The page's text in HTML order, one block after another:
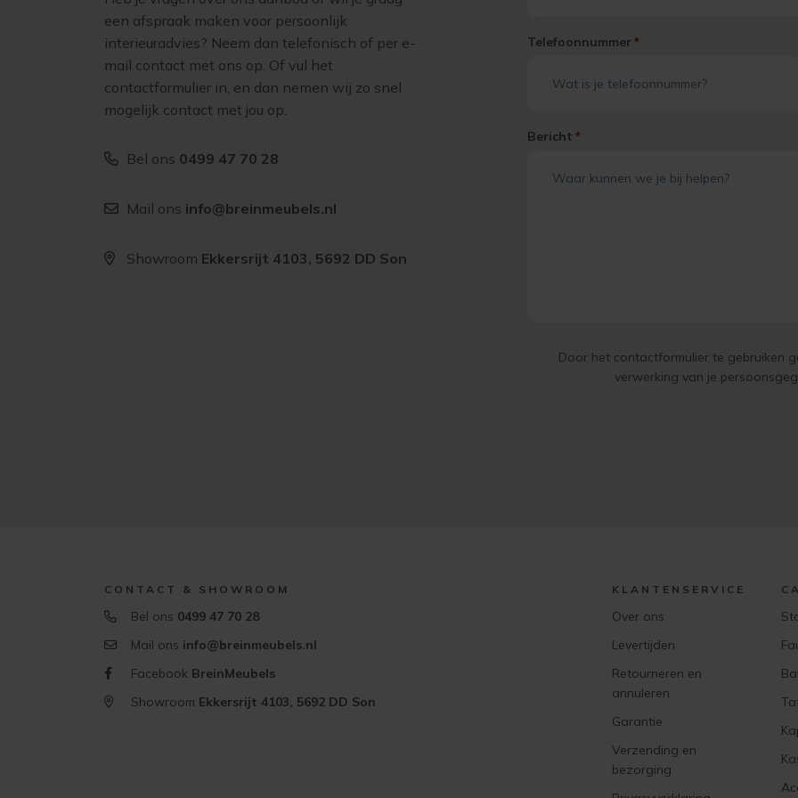
een afspraak maken voor persoonlijk
interieuradvies? Neem dan telefonisch of per e-
mail contact met ons op. Of vul het
contactformulier in, en dan nemen wij zo snel
mogelijk contact met jou op.
Bel ons 0499 47 70 28
Mail ons info@breinmeubels.nl
Showroom Ekkersrijt 4103, 5692 DD Son
Telefoonnummer *
Bericht *
Door het contactformulier te gebruiken
verwerking van je
CONTACT & SHOWROOM
Bel ons 0499 47 70 28
Mail ons info@breinmeubels.nl
Facebook BreinMeubels
Showroom Ekkersrijt 4103, 5692 DD Son
KLANTENSERVICE
Over ons
Levertijden
Retourneren en
annuleren
Garantie
Verzending en
bezorging